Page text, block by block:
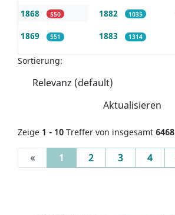
1868 550
1869 551
1882 1035
1883 1314
Sortierung:
Aktualisieren
Zeige 1 - 10 Treffer von insgesamt 6468
« 1 (current)
2 3 4